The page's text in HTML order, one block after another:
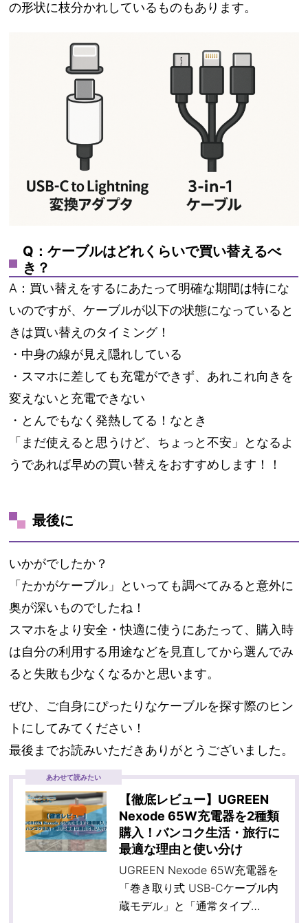
の形状に枝分かれしているものもあります。
Q：ケーブルはどれくらいで買い替えるべ
き？
A：買い替えをするにあたって明確な期間は特にな
いのですが、ケーブルが以下の状態になっていると
きは買い替えのタイミング！
・中身の線が見え隠れしている
・スマホに差しても充電ができず、あれこれ向きを
変えないと充電できない
・とんでもなく発熱してる！なとき
「まだ使えると思うけど、ちょっと不安」となるよ
うであれば早めの買い替えをおすすめします！！
最後に
いかがでしたか？
「たかがケーブル」といっても調べてみると意外に
奥が深いものでしたね！
スマホをより安全・快適に使うにあたって、購入時
は自分の利用する用途などを見直してから選んでみ
ると失敗も少なくなるかと思います。
ぜひ、ご自身にぴったりなケーブルを探す際のヒン
トにしてみてください！
最後までお読みいただきありがとうございました。
あわせて読みたい
【徹底レビュー】UGREEN
Nexode 65W充電器を2種類
購入！バンコク生活・旅行に
最適な理由と使い分け
UGREEN Nexode 65W充電器を
「巻き取り式 USB-Cケーブル内
蔵モデル」と「通常タイプ…